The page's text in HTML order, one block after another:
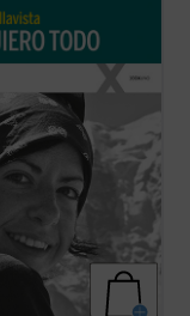
una larga carrera de
años, se tornará
con la reaparición de la
la llevaría a la muerte dos
Marta afrontará esta
ocasión para vivir ...